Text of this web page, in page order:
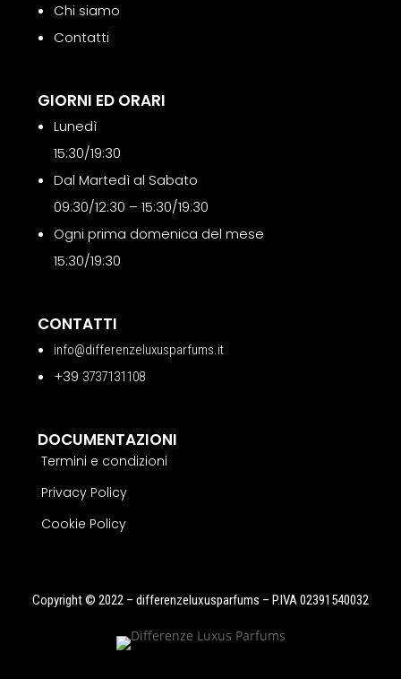
Chi siamo
Contatti
GIORNI ED ORARI
Lunedì
15:30/19:30
Dal Martedì al Sabato
09:30/12:30 – 15:30/19:30
Ogni prima domenica del mese
15:30/19:30
CONTATTI
info@differenzeluxusparfums.it
+39 3737131108
DOCUMENTAZIONI
Termini e condizioni
Privacy Policy
Cookie Policy
Copyright © 2022 – differenzeluxusparfums – P.IVA 02391540032